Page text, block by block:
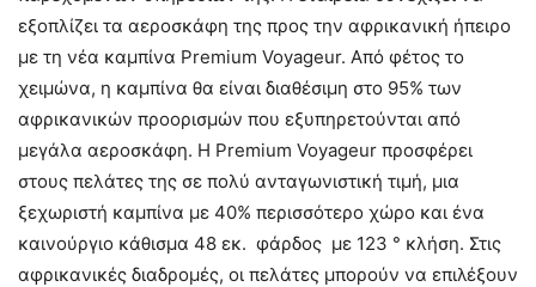
εξοπλίζει τα αεροσκάφη της προς την αφρικανική ήπειρο
με τη νέα καμπίνα Premium Voyageur. Από φέτος το
χειμώνα, η καμπίνα θα είναι διαθέσιμη στο 95% των
αφρικανικών προορισμών που εξυπηρετούνται από
μεγάλα αεροσκάφη. Η Premium Voyageur προσφέρει
στους πελάτες της σε πολύ ανταγωνιστική τιμή, μια
ξεχωριστή καμπίνα με 40% περισσότερο χώρο και ένα
καινούργιο κάθισμα 48 εκ. φάρδος με 123 ° κλήση. Στις
αφρικανικές διαδρομές, οι πελάτες μπορούν να επιλέξουν